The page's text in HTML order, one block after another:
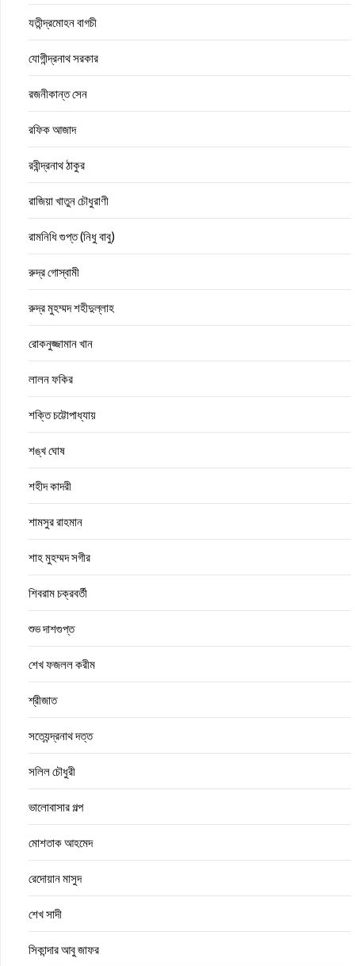
যতীন্দ্রমোহন বাগচী
যোগীন্দ্রনাথ সরকার
রজনীকান্ত সেন
রফিক আজাদ
রবীন্দ্রনাথ ঠাকুর
রাজিয়া খাতুন চৌধুরাণী
রামনিধি গুপ্ত (নিধু বাবু)
রুদ্র গোস্বামী
রুদ্র মুহম্মদ শহীদুল্লাহ
রোকনুজ্জামান খান
লালন ফকির
শক্তি চট্টোপাধ্যায়
শঙ্খ ঘোষ
শহীদ কাদরী
শামসুর রাহমান
শাহ মুহম্মদ সগীর
শিবরাম চক্রবর্তী
শুভ দাশগুপ্ত
শেখ ফজলল করীম
শ্রীজাত
সত্যেন্দ্রনাথ দত্ত
সলিল চৌধুরী
ভালোবাসার গল্প
মোশতাক আহমেদ
রেদোয়ান মাসুদ
শেখ সাদী
সিকান্দার আবু জাফর